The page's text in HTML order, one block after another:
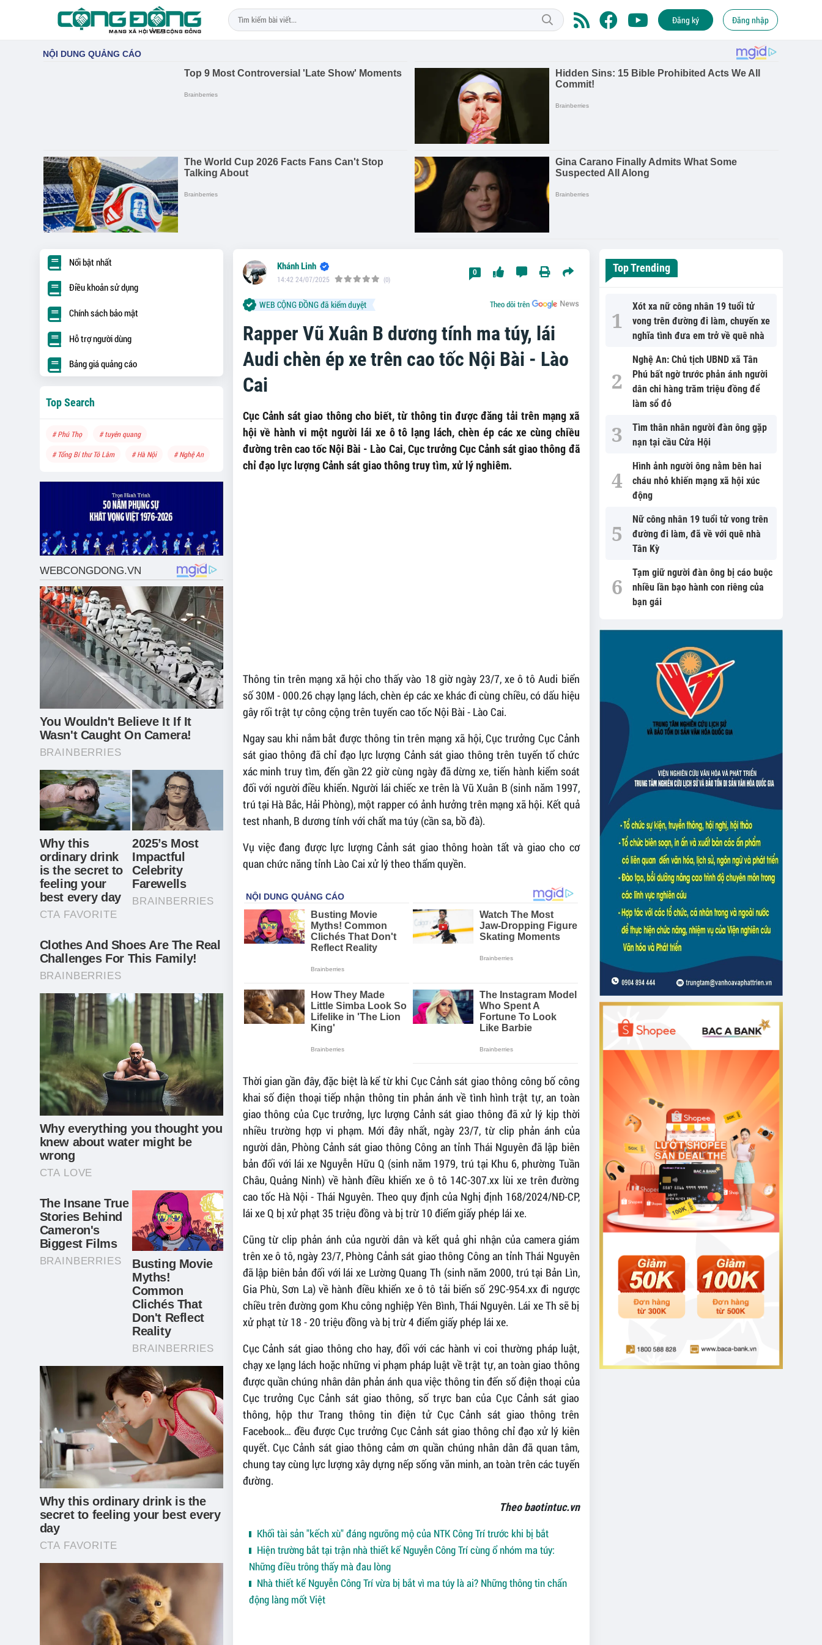
Đăng ký Đăng nhập
Rapper Vũ Xuân B dương tính ma túy, lái
Audi chèn ép xe trên cao tốc Nội Bài - Lào
Cai
Cục Cảnh sát giao thông cho biết, từ thông tin được đăng tải trên mạng xã
hội về hành vi một người lái xe ô tô lạng lách, chèn ép các xe cùng chiều
đường trên cao tốc Nội Bài - Lào Cai, Cục trưởng Cục Cảnh sát giao thông đã
chỉ đạo lực lượng Cảnh sát giao thông truy tìm, xử lý nghiêm.
Khánh Linh
14:42 24/07/2025 (0)
0
Theo dõi trên
WEB CỘNG ĐỒNG đã kiểm duyệt
Thông tin trên mạng xã hội cho thấy vào 18 giờ ngày 23/7, xe ô tô Audi biển
số 30M - 000.26 chạy lạng lách, chèn ép các xe khác đi cùng chiều, có dấu hiệu
gây rối trật tự công cộng trên tuyến cao tốc Nội Bài - Lào Cai.
Ngay sau khi nắm bắt được thông tin trên mạng xã hội, Cục trưởng Cục Cảnh
sát giao thông đã chỉ đạo lực lượng Cảnh sát giao thông trên tuyến tổ chức
xác minh truy tìm, đến gần 22 giờ cùng ngày đã dừng xe, tiến hành kiểm soát
đối với người điều khiển. Người lái chiếc xe trên là Vũ Xuân B (sinh năm 1997,
trú tại Hà Bắc, Hải Phòng), một rapper có ảnh hưởng trên mạng xã hội. Kết quả
test nhanh, B dương tính với chất ma túy (cần sa, bồ đà).
Vụ việc đang được lực lượng Cảnh sát giao thông hoàn tất và giao cho cơ
quan chức năng tỉnh Lào Cai xử lý theo thẩm quyền.
Thời gian gần đây, đặc biệt là kể từ khi Cục Cảnh sát giao thông công bố công
khai số điện thoại tiếp nhận thông tin phản ánh về tình hình trật tự, an toàn
giao thông của Cục trưởng, lực lượng Cảnh sát giao thông đã xử lý kịp thời
nhiều trường hợp vi phạm. Mới đây nhất, ngày 23/7, từ clip phản ánh của
người dân, Phòng Cảnh sát giao thông Công an tỉnh Thái Nguyên đã lập biên
bản đối với lái xe Nguyễn Hữu Q (sinh năm 1979, trú tại Khu 6, phường Tuần
Châu, Quảng Ninh) về hành điều khiển xe ô tô 14C-307.xx lùi xe trên đường
cao tốc Hà Nội - Thái Nguyên. Theo quy định của Nghị định 168/2024/NĐ-CP,
lái xe Q bị xử phạt 35 triệu đồng và bị trừ 10 điểm giấy phép lái xe.
Cũng từ clip phản ánh của người dân và kết quả ghi nhận của camera giám
trên xe ô tô, ngày 23/7, Phòng Cảnh sát giao thông Công an tỉnh Thái Nguyên
đã lập biên bản đối với lái xe Lường Quang Th (sinh năm 2000, trú tại Bản Lìn,
Gia Phù, Sơn La) về hành điều khiển xe ô tô tải biển số 29C-954.xx đi ngược
chiều trên đường gom Khu công nghiệp Yên Bình, Thái Nguyên. Lái xe Th sẽ bị
xử phạt từ 18 - 20 triệu đồng và bị trừ 4 điểm giấy phép lái xe.
Cục Cảnh sát giao thông cho hay, đối với các hành vi coi thường pháp luật,
chạy xe lạng lách hoặc những vi phạm pháp luật về trật tự, an toàn giao thông
được quần chúng nhân dân phản ánh qua việc thông tin đến số điện thoại của
Cục trưởng Cục Cảnh sát giao thông, số trực ban của Cục Cảnh sát giao
thông, hộp thư Trang thông tin điện tử Cục Cảnh sát giao thông trên
Facebook… đều được Cục trưởng Cục Cảnh sát giao thông chỉ đạo xử lý kiên
quyết. Cục Cảnh sát giao thông cảm ơn quần chúng nhân dân đã quan tâm,
chung tay cùng lực lượng xây dựng nếp sống văn minh, an toàn trên các tuyến
đường.
Theo baotintuc.vn
Khối tài sản "kếch xù" đáng ngưỡng mộ của NTK Công Trí trước khi bị bắt
Hiện trường bắt tại trận nhà thiết kế Nguyễn Công Trí cùng ổ nhóm ma túy:
Những điều trông thấy mà đau lòng
Nhà thiết kế Nguyễn Công Trí vừa bị bắt vì ma túy là ai? Những thông tin chấn
động làng mốt Việt
Nổi bật nhất
Điều khoản sử dụng
Chính sách bảo mật
Hỗ trợ người dùng
Bảng giá quảng cáo
Top Search
# Phú Thọ # tuyên quang
# Tổng Bí thư Tô Lâm # Hà Nội # Nghệ An
Top Trending
Xót xa nữ công nhân 19 tuổi tử
vong trên đường đi làm, chuyến xe
nghĩa tình đưa em trở về quê nhà
Nghệ An: Chủ tịch UBND xã Tân
Phú bất ngờ trước phản ánh người
dân chi hàng trăm triệu đồng để
làm sổ đỏ
Tìm thân nhân người đàn ông gặp
nạn tại cầu Cửa Hội
Hình ảnh người ông nằm bên hai
cháu nhỏ khiến mạng xã hội xúc
động
Nữ công nhân 19 tuổi tử vong trên
đường đi làm, đã về với quê nhà
Tân Kỳ
Tạm giữ người đàn ông bị cáo buộc
nhiều lần bạo hành con riêng của
bạn gái